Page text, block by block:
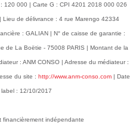
120 000 | Carte G : CPI 4201 2018 000 026
de délivrance : 4 rue Marengo 42334
: GALIAN | N° de caisse de garantie :
de La Boëtie - 75008 PARIS | Montant de la
: ANM CONSO | Adresse du médiateur :
du site : http://www.anm-conso.com | Date
: 12/10/2017
financièrement indépendante